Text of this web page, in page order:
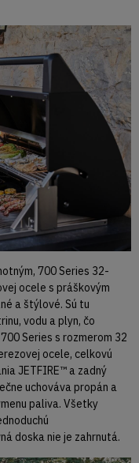
700 Series 32-
ocele s práškovým
a štýlové. Sú tu
vodu a plyn, čo
Series s rozmerom 32
ocele, celkovú
JETFIRE™ a zadný
uchováva propán a
paliva. Všetky
doska nie je zahrnutá.